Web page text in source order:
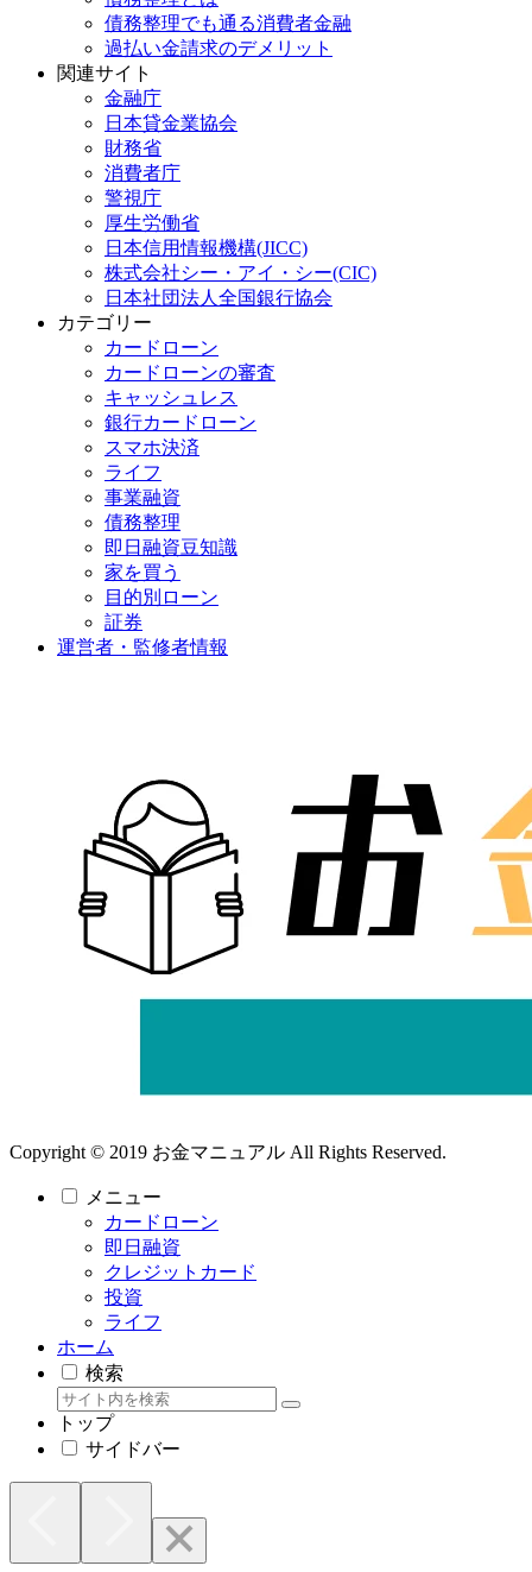
債務整理でも通る消費者金融
過払い金請求のデメリット
関連サイト
金融庁
日本貸金業協会
財務省
消費者庁
警視庁
厚生労働省
日本信用情報機構(JICC)
株式会社シー・アイ・シー(CIC)
日本社団法人全国銀行協会
カテゴリー
カードローン
カードローンの審査
キャッシュレス
銀行カードローン
スマホ決済
ライフ
事業融資
債務整理
即日融資豆知識
家を買う
目的別ローン
証券
運営者・監修者情報
Copyright © 2019 お金マニュアル All Rights Reserved.
メニュー
カードローン
即日融資
クレジットカード
投資
ライフ
ホーム
検索
トップ
サイドバー